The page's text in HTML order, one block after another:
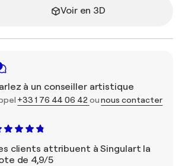
Voir en 3D
à un conseiller artistique
+33 1 76 44 06 42 ounous contacter
clients attribuent à Singulart la
de 4,9/5